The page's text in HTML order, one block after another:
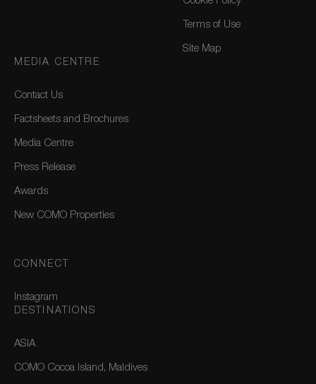
Terms of Use
Site Map
MEDIA CENTRE
Contact Us
Factsheets and Brochures
Media Centre
Press Release
Awards
New COMO Properties
CONNECT
Instagram
DESTINATIONS
ASIA
COMO Cocoa Island, Maldives